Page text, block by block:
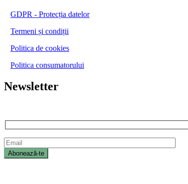
GDPR - Protecția datelor
Termeni și condiții
Politica de cookies
Politica consumatorului
Newsletter